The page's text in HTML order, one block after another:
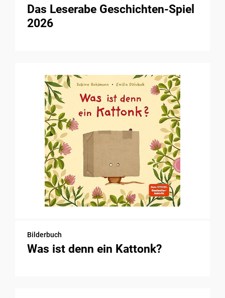
Das Leserabe Geschichten-Spiel
2026
Bilderbuch
Was ist denn ein Kattonk?